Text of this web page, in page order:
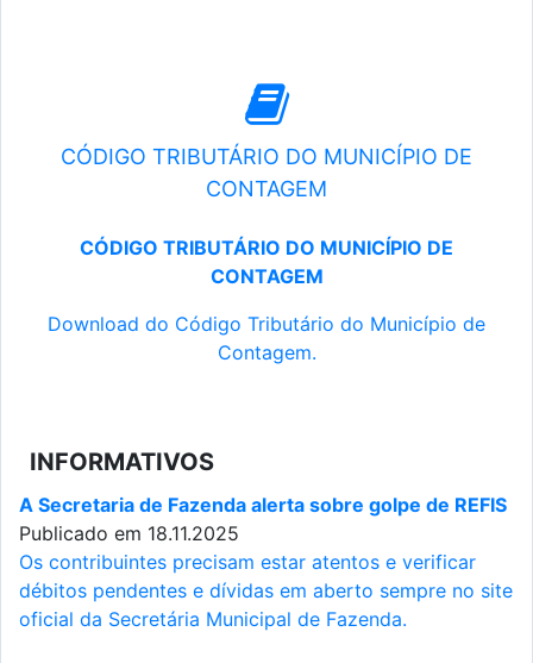
CÓDIGO TRIBUTÁRIO DO MUNICÍPIO DE
CONTAGEM
CÓDIGO TRIBUTÁRIO DO MUNICÍPIO DE
CONTAGEM
Download do Código Tributário do Município de
Contagem.
INFORMATIVOS
A Secretaria de Fazenda alerta sobre golpe de REFIS
Publicado em 18.11.2025
Os contribuintes precisam estar atentos e verificar
débitos pendentes e dívidas em aberto sempre no site
oficial da Secretária Municipal de Fazenda.